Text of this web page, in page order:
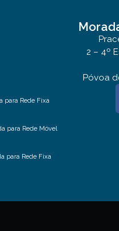
para Rede Fixa
para Rede Móvel
para Rede Fixa
2 – 4º
Póvoa